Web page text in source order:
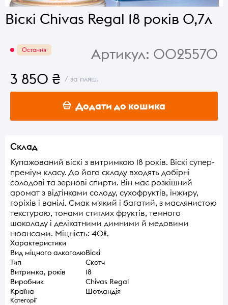
Віскі Chivas Regal 18 років 0,7л
Остання Артикул: 0025570
3 850 ₴ / за пляш.
Додати до кошика
Склад
Купажований віскі з витримкою 18 років. Віскі супер-
преміум класу. До його складу входять добірні
солодові та зернові спирти. Він має розкішний
аромат з відтінками солоду, сухофруктів, інжиру,
горіхів і ванілі. Смак м'який і багатий, з маслянистою
текстурою, тонами стиглих фруктів, темного
шоколаду і делікатними димними й медовими
нюансами. Міцність: 40%.
Характеристики
Вид міцного алкоголюВіскі
Тип
Скотч
Витримка, років
18
Виробник
Chivas Regal
Країна
Шотландія
Категорії